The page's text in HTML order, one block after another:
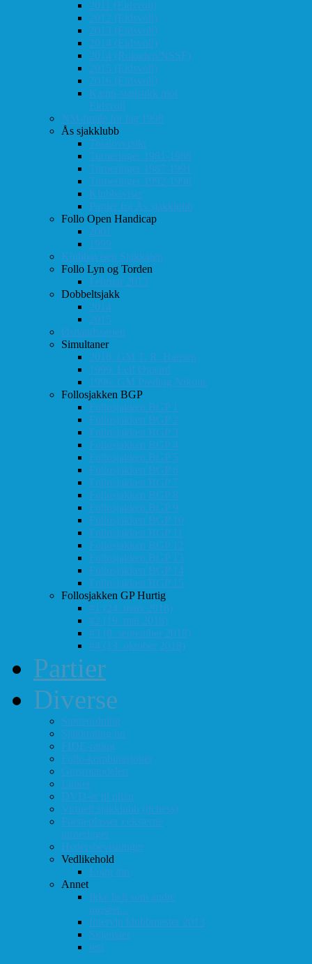
2011 (Eidsvoll)
2012 (Eidsvoll)
2013 (Eidsvoll)
2014 (Eidsvoll)
2014 (Rokaden/NSSF)
2015 (Eidsvoll)
2016 (Eidsvoll)
Kamp-statistikk mot
Eidsvoll
NM-finale for lag 1998
Ås sjakklubb
Totaloversikt
Turneringer 1981-1986
Turneringer 1987-1991
Turneringer 1992-1996
Klubbaviser
Partier fra Ås sjakklubb
Follo Open Handicap
2001
1999
Klubbavisen Sjakkalen
Follo Lyn og Torden
Februar 2013
Dobbeltsjakk
2014
2015
Østlandsserien
Simultaner
2016: GM T. R. Hansen
1999: Leif Øgaard
1996: GM Predrag Nikolic
Follosjakken BGP
Follosjakken BGP 1
Follosjakken BGP 2
Follosjakken BGP 3
Follosjakken BGP 4
Follosjakken BGP 5
Follosjakken BGP 6
Follosjakken BGP 7
Follosjakken BGP 8
Follosjakken BGP 9
Follosjakken BGP 10
Follosjakken BGP 11
Follosjakken BGP 12
Follosjakken BGP 13
Follosjakken BGP 14
Follosjakken BGP 15
Follosjakken GP Hurtig
#1 (24. mars 2018)
#2 (19. mai 2018)
#3 (8. september 2018)
#4 (13. oktober 2018)
Partier
Diverse
Støtteordning
Sjakkrating.no
FIDE-rating
Follo-kombinasjoner
Grasrotandelen
Linker
DVD-er til utlån
Virtuell sjakklubb (lichess)
Førsteplasser i eksterne
turneringer
Hedersbevisninger
Vedlikehold
Logg inn
Annet
Ikke helt som andre
muséer...
Intervju klubbmester 2013
Skjemaer
test